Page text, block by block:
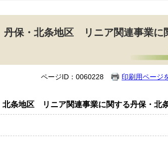
保・北条地区 リニア関連事業に
ページID：0060228 印刷用ページ
条地区 リニア関連事業に関する丹保・北